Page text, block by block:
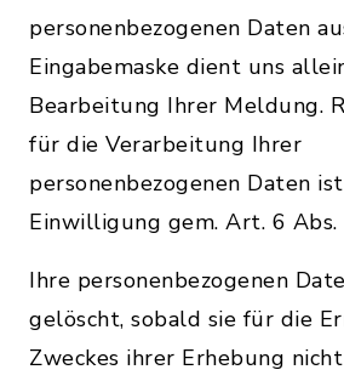
personenbezogenen Daten
Eingabemaske dient uns
Bearbeitung Ihrer Meldung.
für die Verarbeitung Ihrer
personenbezogenen Daten
Einwilligung gem. Art. 6 Abs.
Ihre personenbezogenen
gelöscht, sobald sie für die
Zweckes ihrer Erhebung